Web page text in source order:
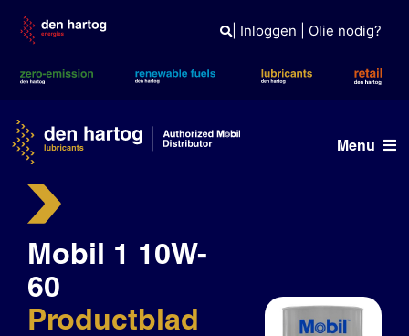
content
| Inloggen Olie nodig?
Menu
Producten
Mobil 1 10W-
60
Productblad